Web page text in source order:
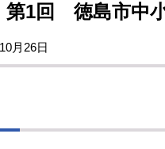
1回 徳島市中
月26日